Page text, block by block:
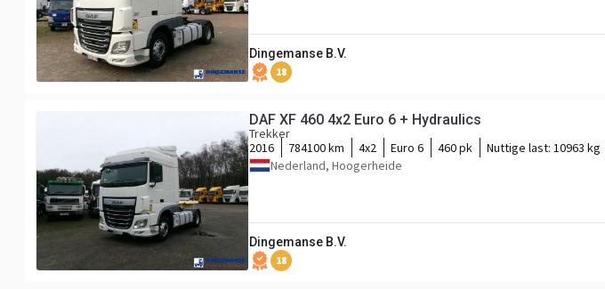
Dingemanse B.V.
18
DAF XF 460 4x2 Euro 6 + Hydraulics
Trekker
2016
784100 km 4x2 Euro 6 460 pk Nuttige last: 10963 kg
Nederland, Hoogerheide
Dingemanse B.V.
18